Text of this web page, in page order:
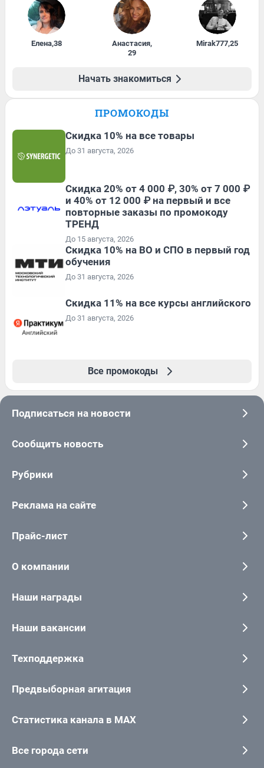
Елена,38 Анастасия,
29
Mirak777,25
Начать знакомиться
ПРОМОКОДЫ
Скидка 10% на все товары
До 31 августа, 2026
Скидка 20% от 4 000 ₽, 30% от 7 000 ₽
и 40% от 12 000 ₽ на первый и все
повторные заказы по промокоду
ТРЕНД
До 15 августа, 2026
Скидка 10% на ВО и СПО в первый год
обучения
До 31 августа, 2026
Скидка 11% на все курсы английского
До 31 августа, 2026
Все промокоды
Подписаться на новости
Сообщить новость
Рубрики
Реклама на сайте
Прайс-лист
О компании
Наши награды
Наши вакансии
Техподдержка
Предвыборная агитация
Статистика канала в MAX
Все города сети